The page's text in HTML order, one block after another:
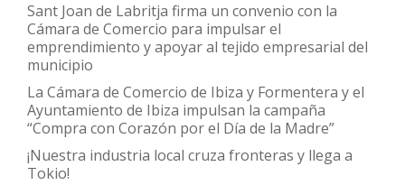
Sant Joan de Labritja firma un convenio con la
Cámara de Comercio para impulsar el
emprendimiento y apoyar al tejido empresarial del
municipio
La Cámara de Comercio de Ibiza y Formentera y el
Ayuntamiento de Ibiza impulsan la campaña
“Compra con Corazón por el Día de la Madre”
¡Nuestra industria local cruza fronteras y llega a
Tokio!